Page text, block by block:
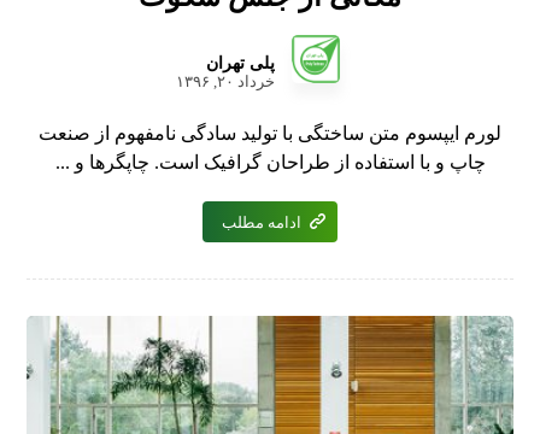
پلی تهران
خرداد ۲۰, ۱۳۹۶
لورم ایپسوم متن ساختگی با تولید سادگی نامفهوم از صنعت
چاپ و با استفاده از طراحان گرافیک است. چاپگرها و ...
ادامه مطلب